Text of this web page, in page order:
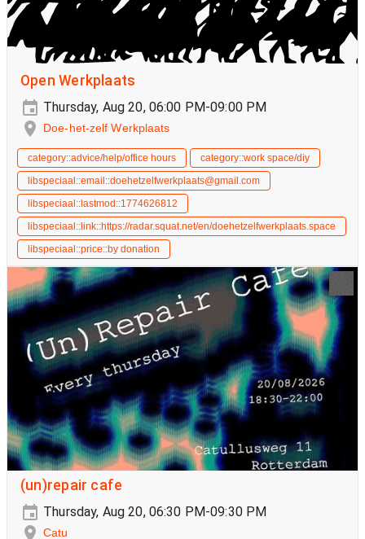
Open Werkplaats
Thursday, Aug 20, 06:00 PM-09:00 PM
Doe-het-zelf Werkplaats
category::advice/help/office hours
category::work space/diy
libspeciaal::email::doehetzelfwerkplaats@gmail.com
libspeciaal::lastmod::1774626812
libspeciaal::link::https://radar.squat.net/en/doehetzelfwerkplaats.space
libspeciaal::price::by donation
(un)repair cafe
Thursday, Aug 20, 06:30 PM-09:30 PM
Catu